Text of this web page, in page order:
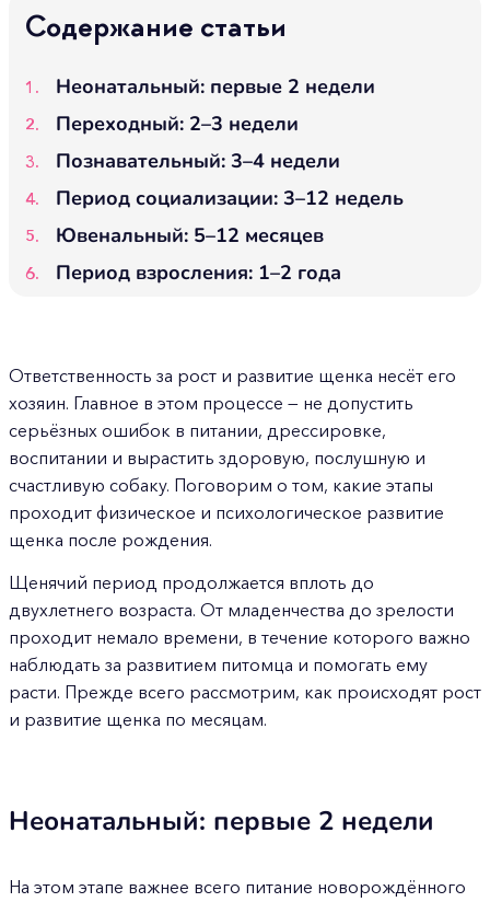
Содержание статьи
Неонатальный: первые 2 недели
Переходный: 2–3 недели
Познавательный: 3–4 недели
Период социализации: 3–12 недель
Ювенальный: 5–12 месяцев
Период взросления: 1–2 года
Ответственность за рост и развитие щенка несёт его
хозяин. Главное в этом процессе — не допустить
серьёзных ошибок в питании, дрессировке,
воспитании и вырастить здоровую, послушную и
счастливую собаку. Поговорим о том, какие этапы
проходит физическое и психологическое развитие
щенка после рождения.
Щенячий период продолжается вплоть до
двухлетнего возраста. От младенчества до зрелости
проходит немало времени, в течение которого важно
наблюдать за развитием питомца и помогать ему
расти. Прежде всего рассмотрим, как происходят рост
и развитие щенка по месяцам.
Неонатальный: первые 2 недели
На этом этапе важнее всего питание новорождённого